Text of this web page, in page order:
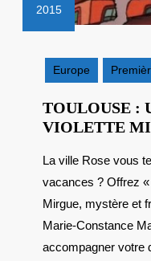
2015
2015
Europe
TOULOUSE :
VIOLETTE
La ville Rose vous tente pour vos prochaines
vacances ? Offrez
Mirgue, mystère et
Marie-Constance
accompagner votre